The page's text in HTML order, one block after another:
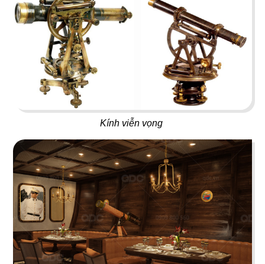
Kính viễn vọng
PHÚC KHANG GARDEN
43
LUTEA
Cafe - Trà sữa
44
UPTOWN BAR
Bar